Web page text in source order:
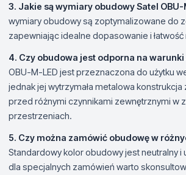
3. Jakie są wymiary obudowy Satel OBU-
wymiary obudowy są zoptymalizowane do
zapewniając idealne dopasowanie i łatwość
4. Czy obudowa jest odporna na
OBU-M-LED jest przeznaczona do użytku
jednak jej wytrzymała metalowa
przed różnymi czynnikami zewnętrznymi w
przestrzeniach.
5. Czy można zamówić obudowę w
Standardowy kolor obudowy jest neutralny i
dla specjalnych zamówień warto